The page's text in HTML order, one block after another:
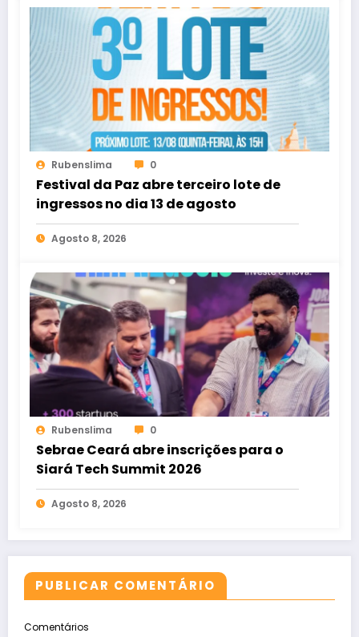
Rubenslima 0
Festival da Paz abre terceiro lote de
ingressos no dia 13 de agosto
Agosto 8, 2026
Rubenslima 0
Sebrae Ceará abre inscrições para o
Siará Tech Summit 2026
Agosto 8, 2026
PUBLICAR COMENTÁRIO
Comentários